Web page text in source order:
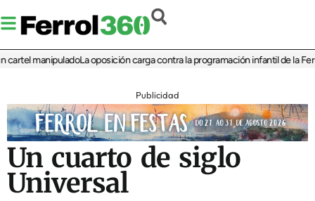
manipuladoLa oposición carga contra la programación infantil de la Feria de
Publicidad
Un cuarto de siglo
Universal